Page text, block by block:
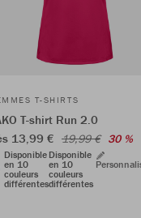
T-SHIRTS
T-shirt Run 2.0
13,99 € 19,99 € 30 %
Disponible
en 10
couleurs
différentes
Disponible
en 10
couleurs
différentes